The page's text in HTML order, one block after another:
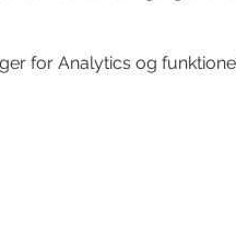
for Analytics og